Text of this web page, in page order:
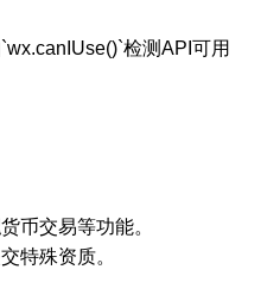
检测API可用
币交易等功能。
特殊资质。